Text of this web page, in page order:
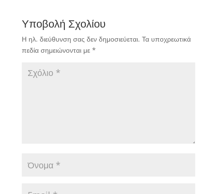
Υποβολή Σχολίου
Η ηλ. διεύθυνση σας δεν δημοσιεύεται. Τα υποχρεωτικά
πεδία σημειώνονται με *